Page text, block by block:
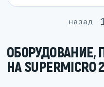
назад
ОБОРУДОВАНИЕ,
НА SUPERMICRO